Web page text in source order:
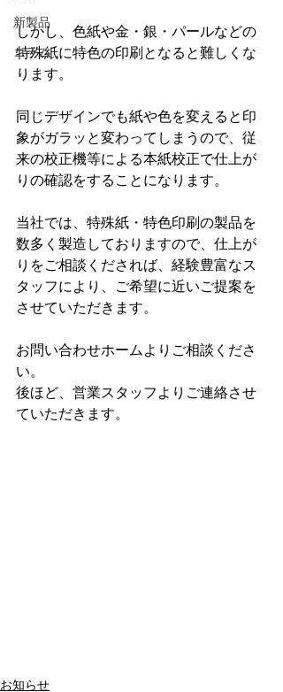
新製品
コラム
しかし、色紙や金・銀・パールなどの
特殊紙に特色の印刷となると難しくな
ります。
同じデザインでも紙や色を変えると印
象がガラッと変わってしまうので、従
来の校正機等による本紙校正で仕上が
りの確認をすることになります。
当社では、特殊紙・特色印刷の製品を
数多く製造しておりますので、仕上が
りをご相談くだされば、経験豊富なス
タッフにより、ご希望に近いご提案を
させていただきます。
お問い合わせホームよりご相談くださ
い。
後ほど、営業スタッフよりご連絡させ
ていただきます。
お知らせ